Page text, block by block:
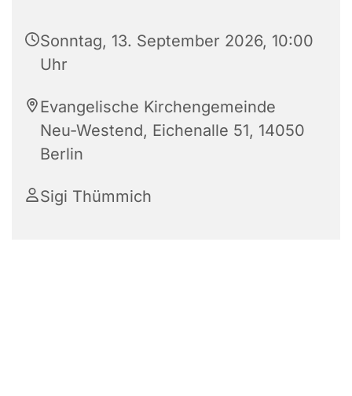
Sonntag, 13. September 2026, 10:00
Uhr
Evangelische Kirchengemeinde
Neu-Westend, Eichenalle 51, 14050
Berlin
Sigi Thümmich